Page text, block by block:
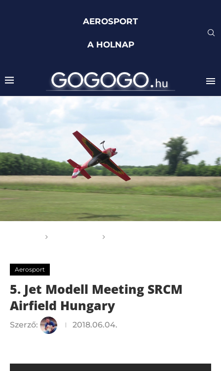
AEROSPORT
A HOLNAP
Aerosport
5. Jet Modell Meeting SRCM
Airfield Hungary
Szerző: 2018.06.04.